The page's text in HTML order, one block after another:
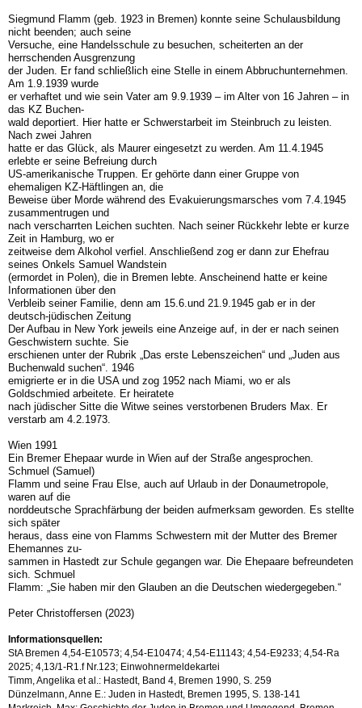
Siegmund Flamm (geb. 1923 in Bremen) konnte seine Schulausbildung
nicht beenden; auch seine
Versuche, eine Handelsschule zu besuchen, scheiterten an der
herrschenden Ausgrenzung
der Juden. Er fand schließlich eine Stelle in einem Abbruchunternehmen.
Am 1.9.1939 wurde
er verhaftet und wie sein Vater am 9.9.1939 – im Alter von 16 Jahren – in
das KZ Buchen-
wald deportiert. Hier hatte er Schwerstarbeit im Steinbruch zu leisten.
Nach zwei Jahren
hatte er das Glück, als Maurer eingesetzt zu werden. Am 11.4.1945
erlebte er seine Befreiung durch
US-amerikanische Truppen. Er gehörte dann einer Gruppe von
ehemaligen KZ-Häftlingen an, die
Beweise über Morde während des Evakuierungsmarsches vom 7.4.1945
zusammentrugen und
nach verscharrten Leichen suchten. Nach seiner Rückkehr lebte er kurze
Zeit in Hamburg, wo er
zeitweise dem Alkohol verfiel. Anschließend zog er dann zur Ehefrau
seines Onkels Samuel Wandstein
(ermordet in Polen), die in Bremen lebte. Anscheinend hatte er keine
Informationen über den
Verbleib seiner Familie, denn am 15.6.und 21.9.1945 gab er in der
deutsch-jüdischen Zeitung
Der Aufbau in New York jeweils eine Anzeige auf, in der er nach seinen
Geschwistern suchte. Sie
erschienen unter der Rubrik „Das erste Lebenszeichen“ und „Juden aus
Buchenwald suchen“. 1946
emigrierte er in die USA und zog 1952 nach Miami, wo er als
Goldschmied arbeitete. Er heiratete
nach jüdischer Sitte die Witwe seines verstorbenen Bruders Max. Er
verstarb am 4.2.1973.
Wien 1991
Ein Bremer Ehepaar wurde in Wien auf der Straße angesprochen.
Schmuel (Samuel)
Flamm und seine Frau Else, auch auf Urlaub in der Donaumetropole,
waren auf die
norddeutsche Sprachfärbung der beiden aufmerksam geworden. Es stellte
sich später
heraus, dass eine von Flamms Schwestern mit der Mutter des Bremer
Ehemannes zu-
sammen in Hastedt zur Schule gegangen war. Die Ehepaare befreundeten
sich. Schmuel
Flamm: „Sie haben mir den Glauben an die Deutschen wiedergegeben.“
Peter Christoffersen (2023)
Informationsquellen:
StA Bremen 4,54-E10573; 4,54-E10474; 4,54-E11143; 4,54-E9233; 4,54-Ra
2025; 4,13/1-R1.f Nr.123; Einwohnermeldekartei
Timm, Angelika et al.: Hastedt, Band 4, Bremen 1990, S. 259
Dünzelmann, Anne E.: Juden in Hastedt, Bremen 1995, S. 138-141